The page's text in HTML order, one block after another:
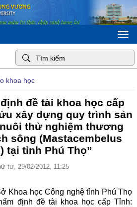
khoa học
đề tài khoa học cấp
xây dựng quy trình sản
thử nghiệm thương
sông (Mastacembelus
tại tỉnh Phú Thọ”
tư, 29/02/2012, 11:25
Khoa học Công nghệ tỉnh Phú Thọ
định đề tài khoa học cấp Tỉnh: